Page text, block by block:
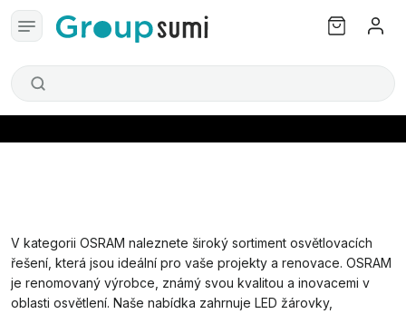
V kategorii OSRAM naleznete široký sortiment osvětlovacích
řešení, která jsou ideální pro vaše projekty a renovace. OSRAM
je renomovaný výrobce, známý svou kvalitou a inovacemi v
oblasti osvětlení. Naše nabídka zahrnuje LED žárovky,